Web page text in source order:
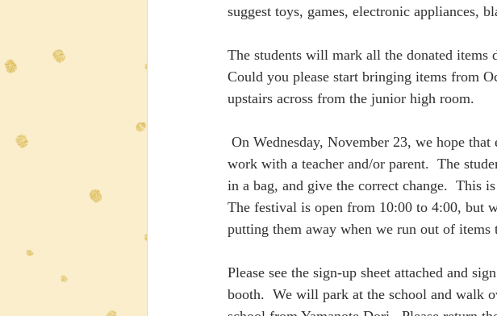
suggest toys, games, electronic appliances,
The students will mark all the donated items
Could you please start bringing items from
upstairs across from the junior high room.
work with a teacher and/or parent.  The
in a bag, and give the correct change.  This
The festival is open from 10:00 to 4:00, but
putting them away when we run out of items
Please see the sign-up sheet attached and
booth.  We will park at the school and walk